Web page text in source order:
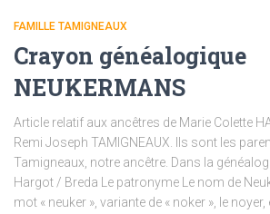
FAMILLE TAMIGNEAUX
Crayon généalogique
NEUKERMANS
Article relatif aux ancêtres de Marie Colette
Remi Joseph TAMIGNEAUX. Ils sont les
Tamigneaux, notre ancêtre. Dans la
Hargot / Breda Le patronyme Le nom de
mot « neuker », variante de « noker », le